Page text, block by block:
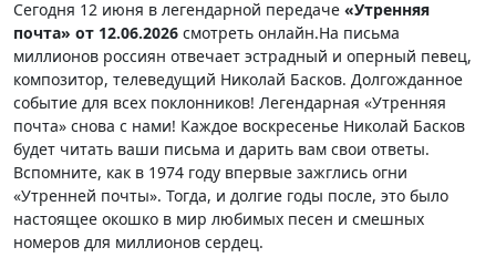
Сегодня 12 июня в легендарной передаче «Утренняя
почта» от 12.06.2026 смотреть онлайн.На письма
миллионов россиян отвечает эстрадный и оперный певец,
композитор, телеведущий Николай Басков. Долгожданное
событие для всех поклонников! Легендарная «Утренняя
почта» снова с нами! Каждое воскресенье Николай Басков
будет читать ваши письма и дарить вам свои ответы.
Вспомните, как в 1974 году впервые зажглись огни
«Утренней почты». Тогда, и долгие годы после, это было
настоящее окошко в мир любимых песен и смешных
номеров для миллионов сердец.